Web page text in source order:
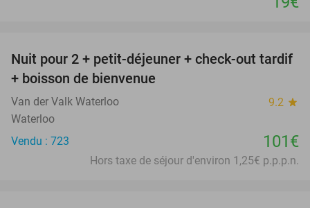
Nuit pour 2 + petit-déjeuner + check-out tardif
+ boisson de bienvenue
Van der Valk Waterloo 9.2 star
Waterloo
Vendu : 723
101€
Hors taxe de séjour d'environ 1,25€ p.p.p.n.